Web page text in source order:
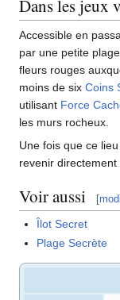
Dans les jeux
Accessible en
par une petite
fleurs rouges
moins de six Coins
utilisant Force
les murs rocheux.
Une fois que ce
revenir directement
Voir aussi [
Îlot Secret
Plage Secrète